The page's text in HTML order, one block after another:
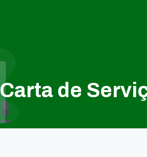
Carta de